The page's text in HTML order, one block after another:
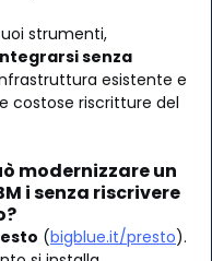
strumenti,
senza
esistente e
costose riscritture del
modernizzare un
i senza riscrivere
(bigblue.it/presto).